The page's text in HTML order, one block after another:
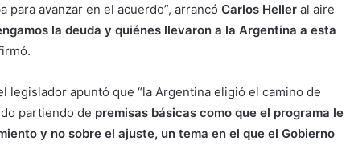
avanzar en el acuerdo”, arrancó Carlos Heller al aire
la deuda y quiénes llevaron a la Argentina a esta
legislador apuntó que “la Argentina eligió el camino de
partiendo de premisas básicas como que el programa le
y no sobre el ajuste, un tema en el que el Gobierno